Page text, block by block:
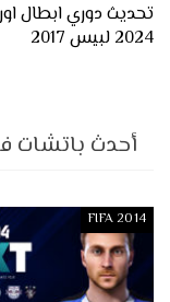
تحديث دوري ابطال
2024 لبيس 2017
أحدث باتشات
FIFA 2014